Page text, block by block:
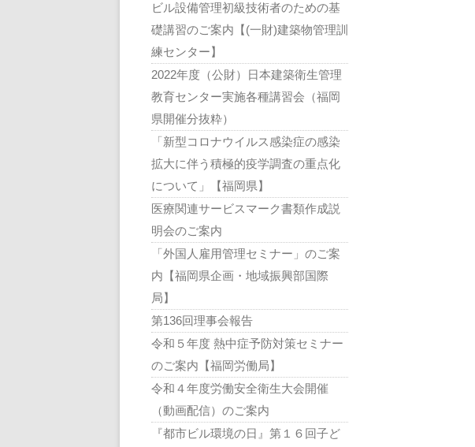
ビル設備管理初級技術者のための基
礎講習のご案内【(一財)建築物管理訓
練センター】
2022年度（公財）日本建築衛生管理
教育センター実施各種講習会（福岡
県開催分抜粋）
「新型コロナウイルス感染症の感染
拡大に伴う積極的疫学調査の重点化
について」【福岡県】
医療関連サービスマーク書類作成説
明会のご案内
「外国人雇用管理セミナー」のご案
内【福岡県企画・地域振興部国際
局】
第136回理事会報告
令和５年度 熱中症予防対策セミナー
のご案内【福岡労働局】
令和４年度労働安全衛生大会開催
（動画配信）のご案内
『都市ビル環境の日』第１６回子ど